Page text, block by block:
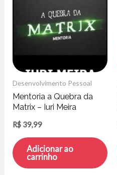
Desenvolvimento Pessoal
Mentoria a Quebra da
Matrix – Iuri Meira
R$ 39,99
Adicionar ao
carrinho